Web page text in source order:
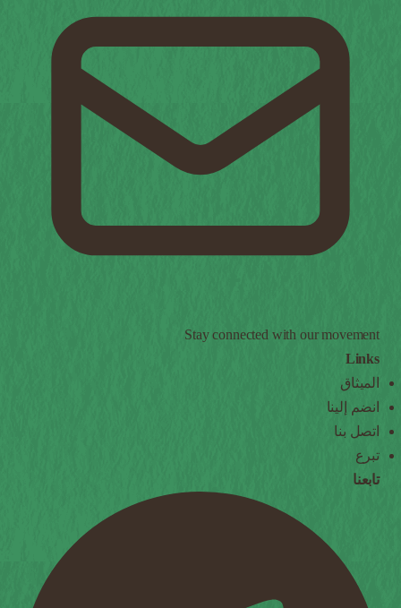
Stay connected with our movement
Links
الميثاق
انضم إلينا
اتصل بنا
تبرع
تابعنا